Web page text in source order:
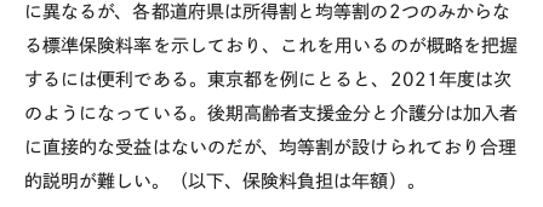
に異なるが、各都道府県は所得割と均等割の 2 つのみからな
る標準保険料率を示しており、これを用いるのが概略を把握
するには便利である。東京都を例にとると、 2021 年度は次
のようになっている。後期高齢者支援金分と介護分は加入者
に直接的な受益はないのだが、均等割が設けられており合理
的説明が難しい。（以下、保険料負担は年額）。